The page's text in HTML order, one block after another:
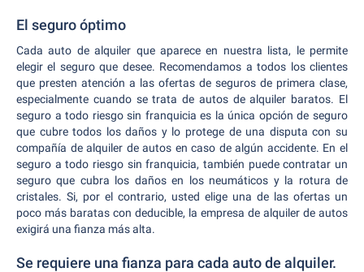
El seguro óptimo
Cada auto de alquiler que aparece en nuestra lista, le permite
elegir el seguro que desee. Recomendamos a todos los clientes
que presten atención a las ofertas de seguros de primera clase,
especialmente cuando se trata de autos de alquiler baratos. El
seguro a todo riesgo sin franquicia es la única opción de seguro
que cubre todos los daños y lo protege de una disputa con su
compañía de alquiler de autos en caso de algún accidente. En el
seguro a todo riesgo sin franquicia, también puede contratar un
seguro que cubra los daños en los neumáticos y la rotura de
cristales. Si, por el contrario, usted elige una de las ofertas un
poco más baratas con deducible, la empresa de alquiler de autos
exigirá una fianza más alta.
Se requiere una fianza para cada auto de alquiler.